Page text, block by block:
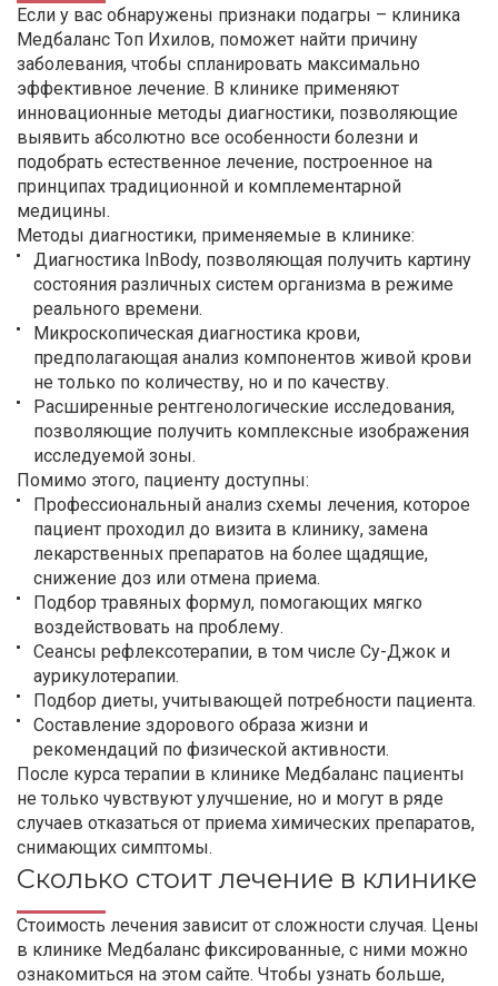
Если у вас обнаружены признаки подагры – клиника
Медбаланс Топ Ихилов, поможет найти причину
заболевания, чтобы спланировать максимально
эффективное лечение. В клинике применяют
инновационные методы диагностики, позволяющие
выявить абсолютно все особенности болезни и
подобрать естественное лечение, построенное на
принципах традиционной и комплементарной
медицины.
Методы диагностики, применяемые в клинике:
Диагностика InBody, позволяющая получить картину
состояния различных систем организма в режиме
реального времени.
Микроскопическая диагностика крови,
предполагающая анализ компонентов живой крови
не только по количеству, но и по качеству.
Расширенные рентгенологические исследования,
позволяющие получить комплексные изображения
исследуемой зоны.
Помимо этого, пациенту доступны:
Профессиональный анализ схемы лечения, которое
пациент проходил до визита в клинику, замена
лекарственных препаратов на более щадящие,
снижение доз или отмена приема.
Подбор травяных формул, помогающих мягко
воздействовать на проблему.
Сеансы рефлексотерапии, в том числе Су-Джок и
аурикулотерапии.
Подбор диеты, учитывающей потребности пациента.
Составление здорового образа жизни и
рекомендаций по физической активности.
После курса терапии в клинике Медбаланс пациенты
не только чувствуют улучшение, но и могут в ряде
случаев отказаться от приема химических препаратов,
снимающих симптомы.
Сколько стоит лечение в клинике
Стоимость лечения зависит от сложности случая. Цены
в клинике Медбаланс фиксированные, с ними можно
ознакомиться на этом сайте. Чтобы узнать больше,